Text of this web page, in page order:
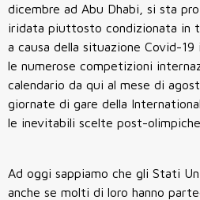
dicembre ad Abu Dhabi, si sta
iridata piuttosto condizionata in
a causa della situazione Covid-
le numerose competizioni
calendario da qui al mese di
giornate di gare della
le inevitabili scelte post-olimpiche.
Ad oggi sappiamo che gli Stati
anche se molti di loro hanno